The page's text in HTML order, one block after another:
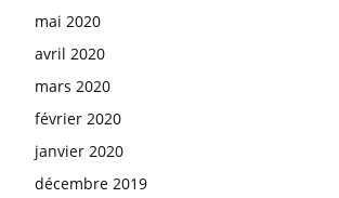
mai 2020
avril 2020
mars 2020
février 2020
janvier 2020
décembre 2019